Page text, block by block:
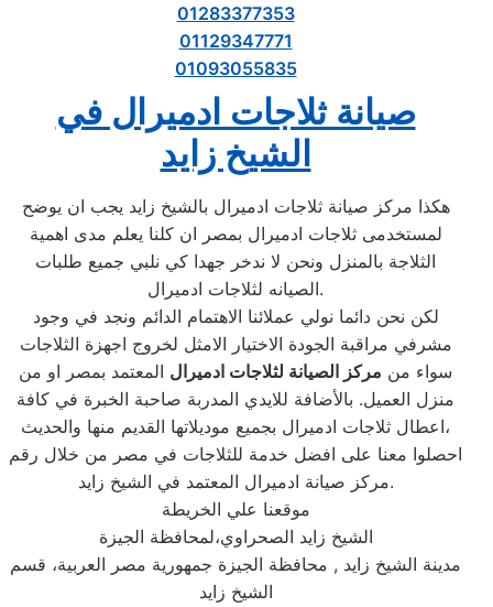
01283377353
01129347771
01093055835
صيانة ثلاجات ادميرال في
الشيخ زايد
هكذا مركز صيانة ثلاجات ادميرال بالشيخ زايد يجب ان يوضح
لمستخدمى ثلاجات ادميرال بمصر ان كلنا يعلم مدى اهمية
الثلاجة بالمنزل ونحن لا ندخر جهدا كي نلبي جميع طلبات
الصيانه لثلاجات ادميرال.
لكن نحن دائما نولي عملائنا الاهتمام الدائم ونجد في وجود
مشرفي مراقبة الجودة الاختيار الامثل لخروج اجهزة الثلاجات
سواء من مركز الصيانة لثلاجات ادميرال المعتمد بمصر او من
منزل العميل. بالأضافة للايدي المدربة صاحبة الخبرة في كافة
اعطال ثلاجات ادميرال بجميع موديلاتها القديم منها والحديث،
احصلوا معنا على افضل خدمة للثلاجات في مصر من خلال رقم
مركز صيانة ادميرال المعتمد في الشيخ زايد.
موقعنا علي الخريطة
الشيخ زايد الصحراوي،لمحافظة الجيزة
مدينة الشيخ زايد , محافظة الجيزة جمهورية مصر العربية، قسم
الشيخ زايد